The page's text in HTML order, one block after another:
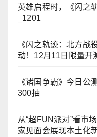
英雄启程时，《闪之
_1201
《闪之轨迹：北方战
动！12月11日限量开
《诸国争霸》今日公
300抽
从“超FUN派对”看市
家见面会展现本土化